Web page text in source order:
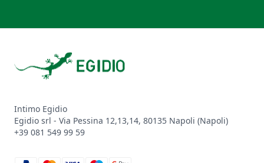
Intimo Egidio
Egidio srl - Via Pessina 12,13,14, 80135 Napoli (Napoli)
+39 081 549 99 59